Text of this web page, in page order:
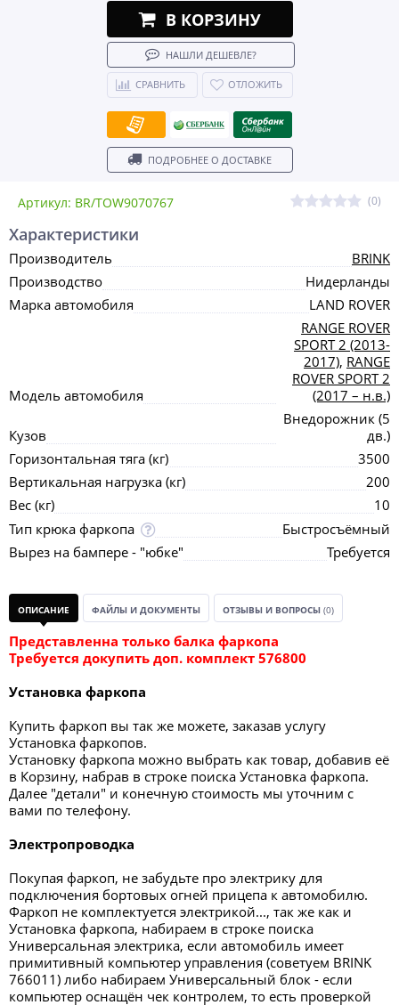
Артикул: BR/TOW9070767 (0)
В КОРЗИНУ
НАШЛИ ДЕШЕВЛЕ?
СРАВНИТЬ ОТЛОЖИТЬ
ПОДРОБНЕЕ О ДОСТАВКЕ
Характеристики
Производитель
BRINK
Производство
Нидерланды
Марка автомобиля
LAND ROVER
Модель автомобиля
RANGE ROVER
SPORT 2 (2013-
2017), RANGE
ROVER SPORT 2
(2017 – н.в.)
Кузов
Внедорожник (5
дв.)
Горизонтальная тяга (кг)
3500
Вертикальная нагрузка (кг)
200
Вес (кг)
10
Тип крюка фаркопа
Быстросъёмный
Вырез на бампере - "юбке"
Требуется
ОПИСАНИЕ ФАЙЛЫ И ДОКУМЕНТЫ ОТЗЫВЫ И ВОПРОСЫ (0)
Представленна только балка фаркопа
Требуется докупить доп. комплект 576800
Установка фаркопа
Купить фаркоп вы так же можете, заказав услугу
Установка фаркопов.
Установку фаркопа можно выбрать как товар, добавив её
в Корзину, набрав в строке поиска Установка фаркопа.
Далее "детали" и конечную стоимость мы уточним с
вами по телефону.
Электропроводка
Покупая фаркоп, не забудьте про электрику для
подключения бортовых огней прицепа к автомобилю.
Фаркоп не комплектуется электрикой..., так же как и
Установка фаркопа, набираем в строке поиска
Универсальная электрика, если автомобиль имеет
примитивный компьютер управления (советуем BRINK
766011) либо набираем Универсальный блок - если
компьютер оснащён чек контролем, то есть проверкой